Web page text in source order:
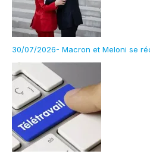
30/07/2026- Macron et Meloni se